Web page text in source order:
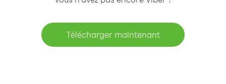
Télécharger maintenant